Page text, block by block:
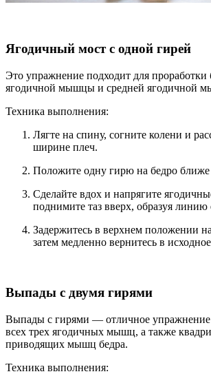
Ягодичный мост с одной гирей
Это упражнение подходит для проработки
ягодичной мышцы и средней ягодичной
Техника выполнения:
Лягте на спину, согните колени и
ширине плеч.
Положите одну гирю на бедро ближе
Сделайте вдох и напрягите
поднимите таз вверх, образуя линию
Задержитесь в верхнем положении
затем медленно вернитесь в
Выпады с двумя гирями
Выпады с гирями — отличное упражнение
всех трех ягодичных мышц, а также
приводящих мышц бедра.
Техника выполнения: